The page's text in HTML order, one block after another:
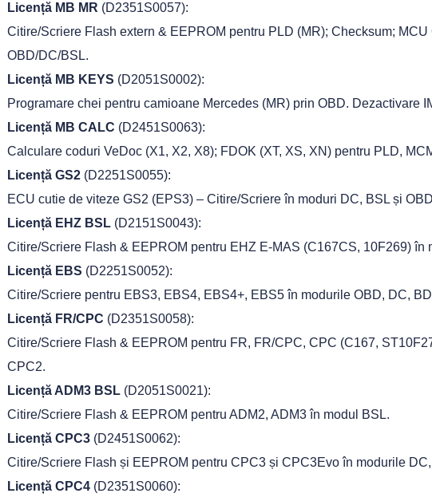
Licență MB MR (D2351S0057):
Citire/Scriere Flash extern & EEPROM pentru PLD (MR); Checksum;
OBD/DC/BSL.
Licență MB KEYS (D2051S0002):
Programare chei pentru camioane Mercedes (MR) prin OBD. Dezactivare
Licență MB CALC (D2451S0063):
Calculare coduri VeDoc (X1, X2, X8); FDOK (XT, XS, XN) pentru PLD,
Licență GS2(D2251S0055):
ECU cutie de viteze GS2 (EPS3) – Citire/Scriere în moduri DC, BSL și
Licență EHZ BSL(D2151S0043):
Citire/Scriere Flash & EEPROM pentru EHZ E-MAS (C167CS, 10F269) în
Licență EBS (D2251S0052):
Citire/Scriere pentru EBS3, EBS4, EBS4+, EBS5 în modurile OBD, DC,
Licență FR/CPC (D2351S0058):
Citire/Scriere Flash & EEPROM pentru FR, FR/CPC, CPC (C167,
CPC2.
Licență ADM3 BSL(D2051S0021):
Citire/Scriere Flash & EEPROM pentru ADM2, ADM3 în modul BSL.
Licență CPC3(D2451S0062):
Citire/Scriere Flash și EEPROM pentru CPC3 și CPC3Evo în modurile
Licență CPC4(D2351S0060):